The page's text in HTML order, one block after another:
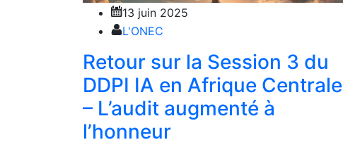
13 juin 2025
L'ONEC
Retour sur la Session 3 du
DDPI IA en Afrique Centrale
– L’audit augmenté à
l’honneur